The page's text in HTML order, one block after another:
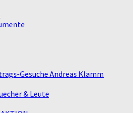
Gesuche Andreas Klamm
& Leute